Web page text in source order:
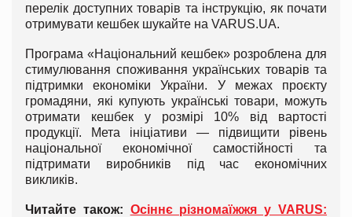
перелік доступних товарів та інструкцію, як почати
отримувати кешбек шукайте на VARUS.UA.
Програма «Національний кешбек» розроблена для
стимулювання споживання українських товарів та
підтримки економіки України. У межах проєкту
громадяни, які купують українські товари, можуть
отримати кешбек у розмірі 10% від вартості
продукції. Мета ініціативи — підвищити рівень
національної економічної самостійності та
підтримати виробників під час економічних
викликів.
Читайте також: Осіннє різномаїжжя у VARUS: